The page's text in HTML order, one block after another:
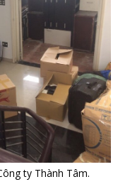
ty Thành Tâm.